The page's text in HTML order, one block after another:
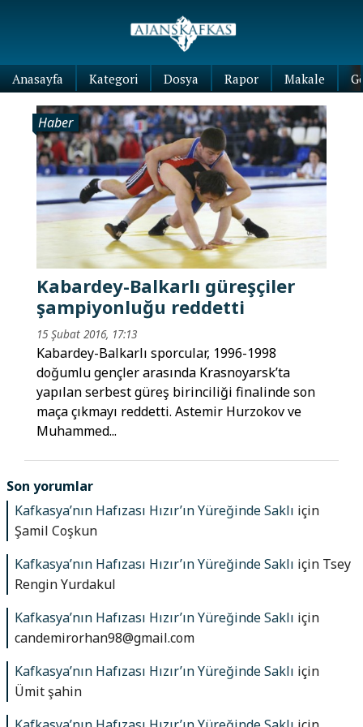
Anasayfa Kategori Dosya Rapor Makale
Haber
Kabardey-Balkarlı güreşçiler
şampiyonluğu reddetti
15 Şubat 2016, 17:13
Kabardey-Balkarlı sporcular, 1996-1998
doğumlu gençler arasında Krasnoyarsk’ta
yapılan serbest güreş birinciliği finalinde son
maça çıkmayı reddetti. Astemir Hurzokov ve
Muhammed...
Son yorumlar
Kafkasya’nın Hafızası Hızır’ın Yüreğinde Saklı için
Şamil Coşkun
Kafkasya’nın Hafızası Hızır’ın Yüreğinde Saklı için Tsey
Rengin Yurdakul
Kafkasya’nın Hafızası Hızır’ın Yüreğinde Saklı için
candemirorhan98@gmail.com
Kafkasya’nın Hafızası Hızır’ın Yüreğinde Saklı için
Ümit şahin